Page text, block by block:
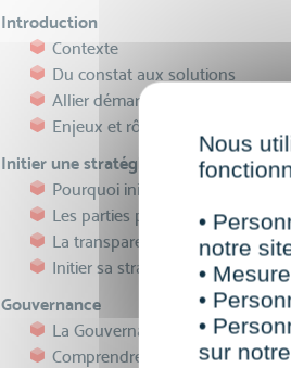
Introduction
Contexte
Du constat aux solutions
Allier démarche RSE et stratégie
Enjeux et rôle de la
Initier une stratégie RSE
Pourquoi initier sa stratégie RSE ?
Les parties prenantes
La transparence
Initier sa stratégie RSE : du
Gouvernance
La Gouvernance RSE
Comprendre et s'inspirer
Nous
•
notre
•
•
•
sur